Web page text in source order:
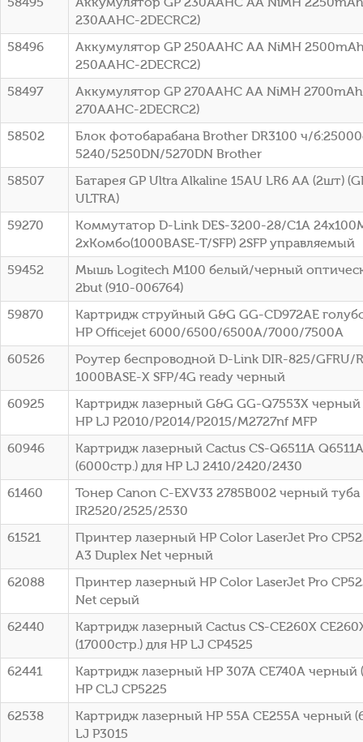
230AAHC-2DECRC2)
58496
Аккумулятор GP 250AAHC AA NiMH
250AAHC-2DECRC2)
58497
Аккумулятор GP 270AAHC AA NiMH
270AAHC-2DECRC2)
58502
Блок фотобарабана Brother DR3100 ч/
5240/5250DN/5270DN Brother
58507
Батарея GP Ultra Alkaline 15AU LR6 AA (2шт)
ULTRA)
59270
Коммутатор D-Link DES-3200-28/C1A
2xКомбо(1000BASE-T/SFP) 2SFP управляемый
59452
Мышь Logitech M100 белый/черный
2but (910-006764)
59870
Картридж струйный G&G GG-CD972AE
HP Officejet 6000/6500/6500A/7000/7500A
60526
Роутер беспроводной D-Link DIR-825/GFRU/
1000BASE-X SFP/4G ready черный
60925
Картридж лазерный G&G GG-Q7553X черный
HP LJ P2010/P2014/P2015/M2727nf MFP
60946
Картридж лазерный Cactus CS-Q6511A
(6000стр.) для HP LJ 2410/2420/2430
61460
Тонер Canon C-EXV33 2785B002 черный
IR2520/2525/2530
61521
Принтер лазерный HP Color LaserJet Pro
A3 Duplex Net черный
62088
Принтер лазерный HP Color LaserJet Pro
Net серый
62440
Картридж лазерный Cactus CS-CE260X
(17000стр.) для HP LJ CP4525
62441
Картридж лазерный HP 307A CE740A черный
HP CLJ CP5225
62538
Картридж лазерный HP 55A CE255A черный
LJ P3015